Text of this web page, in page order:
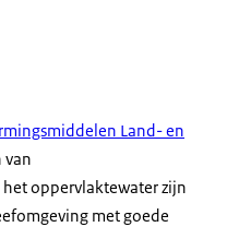
Land- en
van
oppervlaktewater zijn
met goede